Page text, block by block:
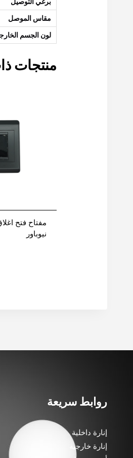
مقاس الموصل
لون الجسم
منتجات
مفتاح فتح
نيوباور
روابط سريعة
إنارة داخلية
إنارة خارجية